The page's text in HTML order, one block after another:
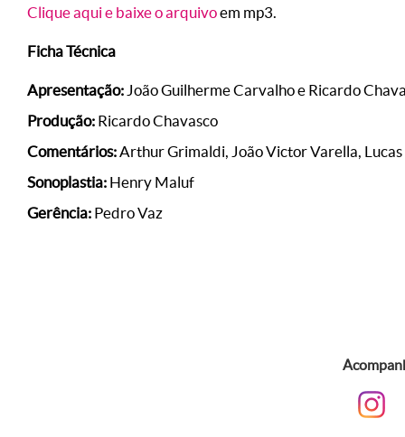
Clique aqui e baixe o arquivoem mp3.
Ficha Técnica
Apresentação: João Guilherme Carvalho e Ricardo
Produção: Ricardo Chavasco
Comentários:Arthur Grimaldi, João Victor Varella,
Sonoplastia: Henry Maluf
Gerência: Pedro Vaz